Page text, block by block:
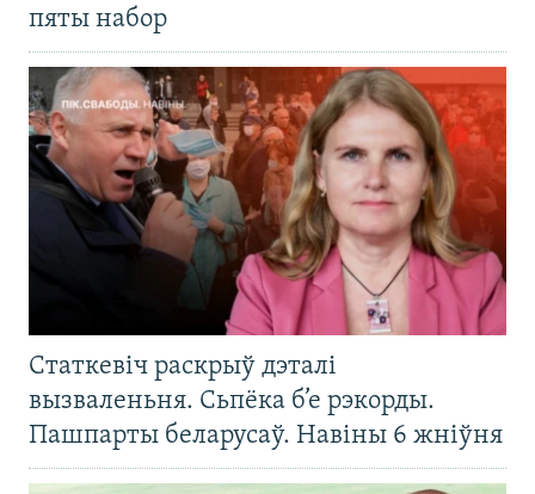
пяты набор
Статкевіч раскрыў дэталі
вызваленьня. Сьпёка б’е рэкорды.
Пашпарты беларусаў. Навіны 6 жніўня